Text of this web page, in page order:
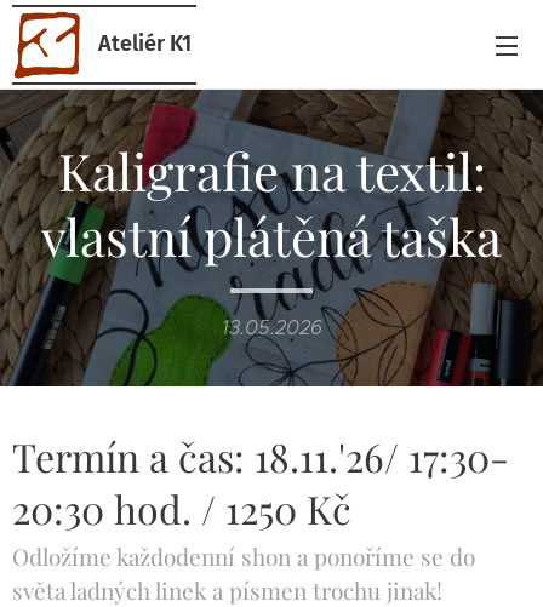
Ateliér K1
Kaligrafie na textil:
vlastní plátěná taška
13.05.2026
Termín a čas: 18.11.'26/ 17:30-
20:30 hod. / 1250 Kč
Odložíme každodenní shon a ponoříme se do
světa ladných linek a písmen trochu jinak!